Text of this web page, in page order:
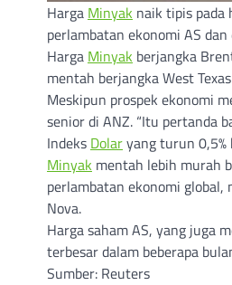
Harga Minyak naik tipis pada
perlambatan ekonomi AS dan
Harga Minyak berjangka
mentah berjangka West
Meskipun prospek ekonomi
senior di ANZ. “Itu pertanda
Indeks Dolaryang turun
Minyak mentah lebih murah
perlambatan ekonomi global,
Nova.
Harga saham AS, yang juga
terbesar dalam beberapa
Sumber: Reuters